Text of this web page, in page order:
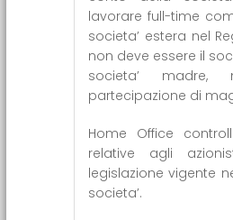
lavorare full-time
societa’ estera nel
non deve essere il
societa’ madre,
partecipazione di
Home Office
relative agli
legislazione vigente
societa’.